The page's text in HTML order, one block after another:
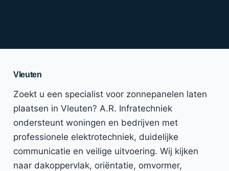
Vleuten
Zoekt u een specialist voor zonnepanelen laten
plaatsen in Vleuten? A.R. Infratechniek
ondersteunt woningen en bedrijven met
professionele elektrotechniek, duidelijke
communicatie en veilige uitvoering. Wij kijken
naar dakoppervlak, oriëntatie, omvormer,